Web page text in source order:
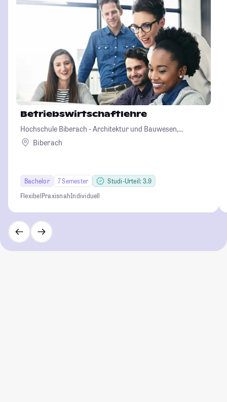
Betriebswirtschaftlehre
Hochschule Biberach - Architektur und Bauwesen,
Betriebswirtschaft und Biotechnologie
Biberach
Bachelor 7 Semester
Studi-Urteil: 3.9
FlexibelPraxisnahIndividuell